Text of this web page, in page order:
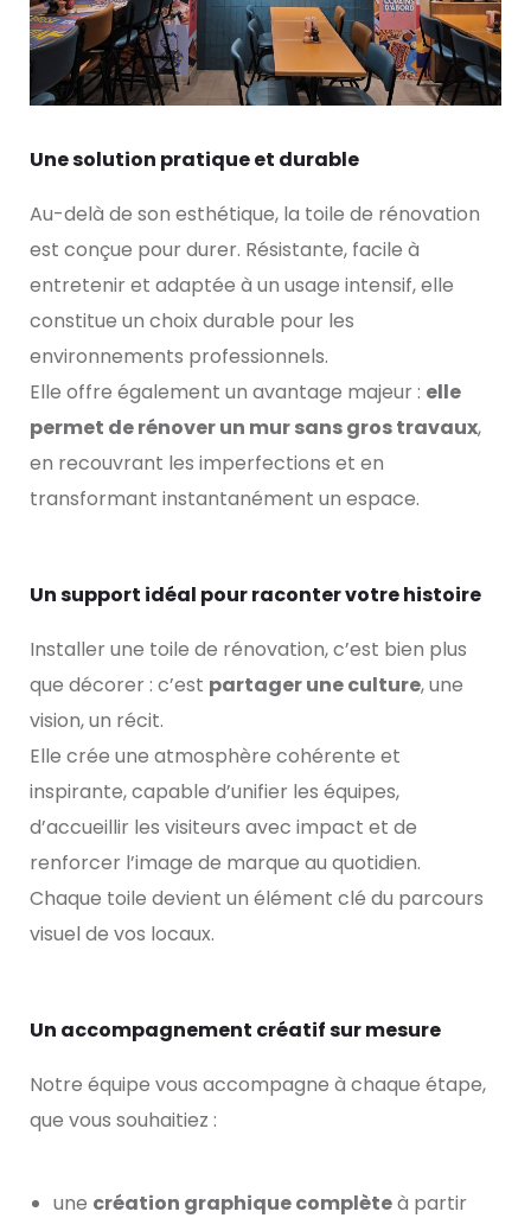
Une solution pratique et durable
Au-delà de son esthétique, la toile de rénovation
est conçue pour durer. Résistante, facile à
entretenir et adaptée à un usage intensif, elle
constitue un choix durable pour les
environnements professionnels.
Elle offre également un avantage majeur : elle
permet de rénover un mur sans gros travaux,
en recouvrant les imperfections et en
transformant instantanément un espace.
Un support idéal pour raconter votre histoire
Installer une toile de rénovation, c’est bien plus
que décorer : c’est partager une culture, une
vision, un récit.
Elle crée une atmosphère cohérente et
inspirante, capable d’unifier les équipes,
d’accueillir les visiteurs avec impact et de
renforcer l’image de marque au quotidien.
Chaque toile devient un élément clé du parcours
visuel de vos locaux.
Un accompagnement créatif sur mesure
Notre équipe vous accompagne à chaque étape,
que vous souhaitiez :
une création graphique complèteà partir